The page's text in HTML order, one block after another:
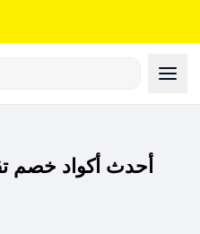
أحدث أكواد خصم